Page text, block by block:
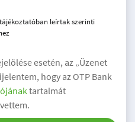
leírtak szerinti
esetén, az „Üzenet
hogy az OTP Bank
tartalmát